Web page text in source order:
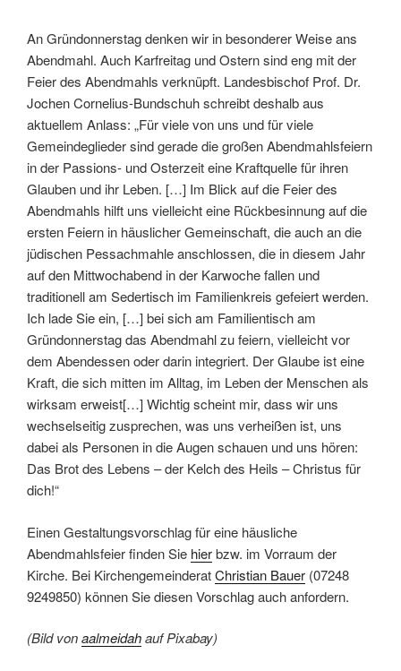
An Gründonnerstag denken wir in besonderer Weise ans
Abendmahl. Auch Karfreitag und Ostern sind eng mit der
Feier des Abendmahls verknüpft. Landesbischof Prof. Dr.
Jochen Cornelius-Bundschuh schreibt deshalb aus
aktuellem Anlass: „Für viele von uns und für viele
Gemeindeglieder sind gerade die großen Abendmahlsfeiern
in der Passions- und Osterzeit eine Kraftquelle für ihren
Glauben und ihr Leben. […] Im Blick auf die Feier des
Abendmahls hilft uns vielleicht eine Rückbesinnung auf die
ersten Feiern in häuslicher Gemeinschaft, die auch an die
jüdischen Pessachmahle anschlossen, die in diesem Jahr
auf den Mittwochabend in der Karwoche fallen und
traditionell am Sedertisch im Familienkreis gefeiert werden.
Ich lade Sie ein, […] bei sich am Familientisch am
Gründonnerstag das Abendmahl zu feiern, vielleicht vor
dem Abendessen oder darin integriert. Der Glaube ist eine
Kraft, die sich mitten im Alltag, im Leben der Menschen als
wirksam erweist[…] Wichtig scheint mir, dass wir uns
wechselseitig zusprechen, was uns verheißen ist, uns
dabei als Personen in die Augen schauen und uns hören:
Das Brot des Lebens – der Kelch des Heils – Christus für
dich!“
Einen Gestaltungsvorschlag für eine häusliche
Abendmahlsfeier finden Sie hierbzw. im Vorraum der
Kirche. Bei KirchengemeinderatChristian Bauer (07248
9249850) können Sie diesen Vorschlag auch anfordern.
(Bild vonaalmeidahauf Pixabay)